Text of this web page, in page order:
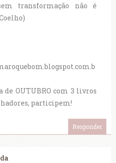
transformação não é
de OUTUBRO com 3 livros
participem!
Responder